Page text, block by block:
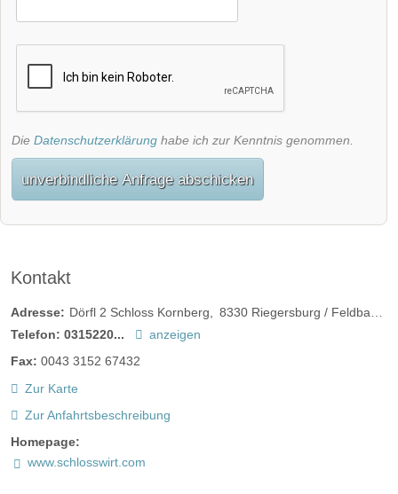
Die Datenschutzerklärung habe ich zur Kenntnis genommen.
unverbindliche Anfrage abschicken
Kontakt
Adresse: Dörfl 2 Schloss Kornberg 8330 Riegersburg / Feldbach
Telefon: 0315220...
anzeigen
Fax: 0043 3152 67432
Zur Karte
Zur Anfahrtsbeschreibung
Homepage:
www.schlosswirt.com